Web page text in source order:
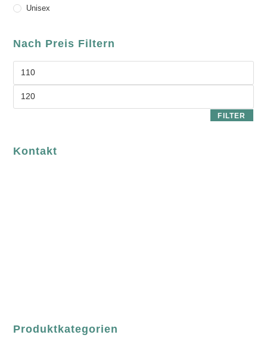
Unisex
Nach Preis Filtern
FILTER
Kontakt
Produktkategorien